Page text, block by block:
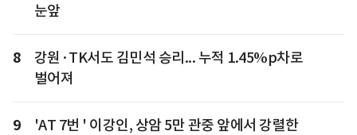
눈앞
8
강원·TK서도 김민석 승리... 누적 1.45%p차로
벌어져
9
'AT 7번 ' 이강인, 상암 5만 관중 앞에서 강렬한